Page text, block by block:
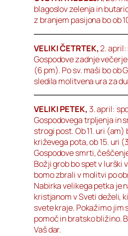
blagoslov zelenja in
z branjem pasijona bo ob
VELIKI ČETRTEK,2.
Gospodove zadnje večerje
(6 pm). Po sv. maši bo ob
sledila molitvena ura za
VELIKI PETEK, 3. april:
Gospodovega trpljenja in
strogi post. Ob 11. uri
križevega pota, ob 15. uri
Gospodove smrti,
Božji grob bo spet v lurški
bomo zbrali v molitvi po
Nabirka velikega petka je
kristjanom v Sveti deželi,
svete kraje. Pokažimo jim
pomoč in bratsko bližino.
Vaš dar.